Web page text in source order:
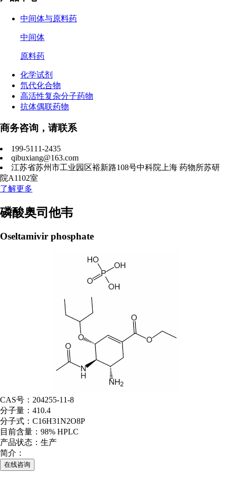
中间体与原料药
中间体
原料药
化学试剂
氘代化合物
高活性复杂分子药物
抗体偶联药物
商务咨询，请联系
199-5111-2435
qibuxiang@163.com
江苏省苏州市工业园区裕新路108号中科院上海 药物所苏研
院A1102室
了解更多
磷酸奥司他韦
Oseltamivir phosphate
CAS号： 204255-11-8
分子量： 410.4
分子式： C16H31N2O8P
目前含量： 98% HPLC
产品状态： 生产
简介：
在线咨询